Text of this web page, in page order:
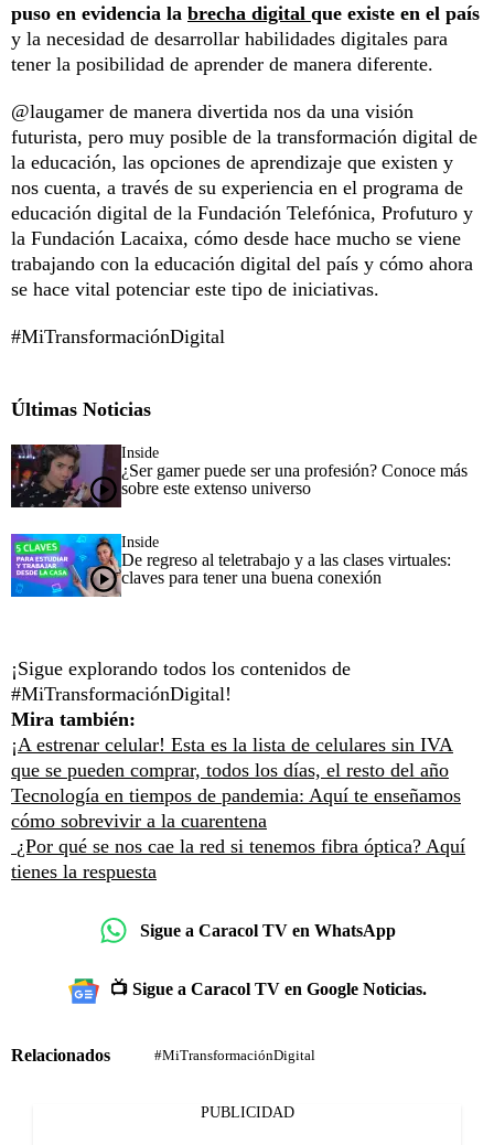
puso en evidencia la brecha digital que existe en el país
y la necesidad de desarrollar habilidades digitales para
tener la posibilidad de aprender de manera diferente.
@laugamer de manera divertida nos da una visión
futurista, pero muy posible de la transformación digital de
la educación, las opciones de aprendizaje que existen y
nos cuenta, a través de su experiencia en el programa de
educación digital de la Fundación Telefónica, Profuturo y
la Fundación Lacaixa, cómo desde hace mucho se viene
trabajando con la educación digital del país y cómo ahora
se hace vital potenciar este tipo de iniciativas.
#MiTransformaciónDigital
Últimas Noticias
Inside
¿Ser gamer puede ser una profesión? Conoce más
sobre este extenso universo
Inside
De regreso al teletrabajo y a las clases virtuales:
claves para tener una buena conexión
¡Sigue explorando todos los contenidos de
#MiTransformaciónDigital!
Mira también:
¡A estrenar celular! Esta es la lista de celulares sin IVA
que se pueden comprar, todos los días, el resto del año
Tecnología en tiempos de pandemia: Aquí te enseñamos
cómo sobrevivir a la cuarentena
¿Por qué se nos cae la red si tenemos fibra óptica? Aquí
tienes la respuesta
Sigue a Caracol TV en WhatsApp
📺 Sigue a Caracol TV en Google Noticias.
Relacionados #MiTransformaciónDigital
PUBLICIDAD